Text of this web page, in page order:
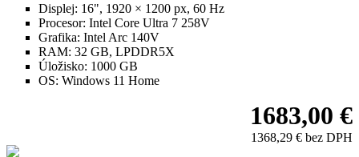
Displej: 16", 1920 × 1200 px, 60 Hz
Procesor: Intel Core Ultra 7 258V
Grafika: Intel Arc 140V
RAM: 32 GB, LPDDR5X
Úložisko: 1000 GB
OS: Windows 11 Home
1683,00 €
1368,29 € bez DPH